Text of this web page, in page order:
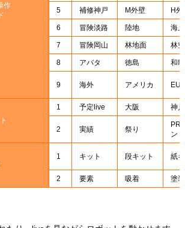
作
5 補修神戸 M外壁 H外
6 冒険淡路 陸地 海上
7 冒険岡山 林地面 林
8 アバタ 徳島 和
9 海外 アメリカ EU
1 予定live 大阪 神戸
2 実績 祭り
PR
ント
1 キット 段キット 紙
2 要素 吸着 塗装